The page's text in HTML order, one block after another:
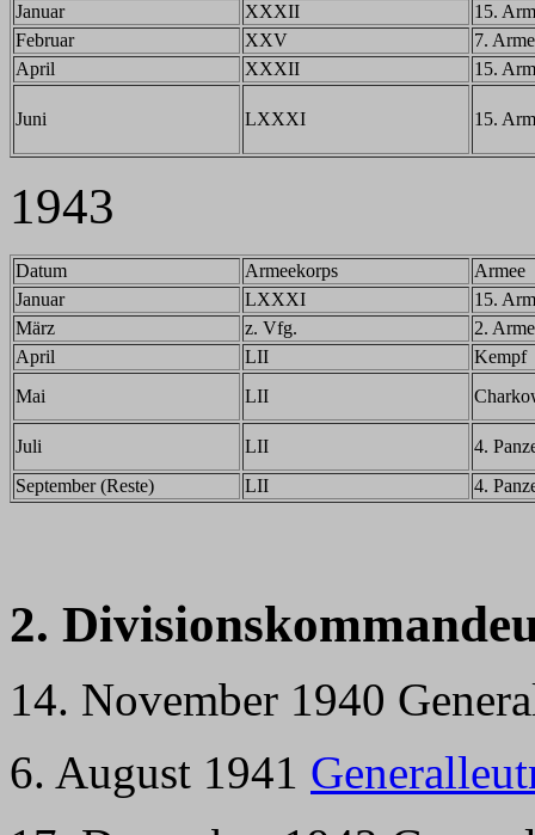
Januar
XXXII
15.
Februar
XXV
7.
April
XXXII 15.
Juni LXXXI 15.
1943
Datum Armeekorps
Armee
Januar
LXXXI
15.
März
z. Vfg.
2.
April
LII
Kempf
Mai
LII
Juli LII
4.
September (Reste)
LII 4.
2.
14. November 1940
6. August 1941